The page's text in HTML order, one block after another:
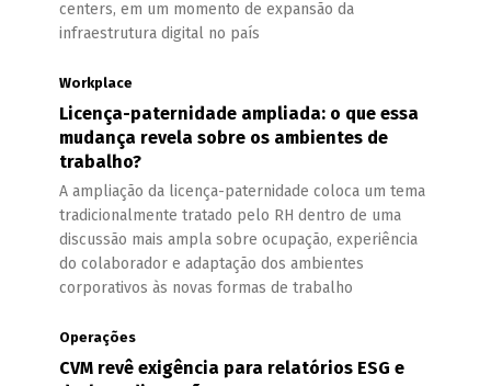
centers, em um momento de expansão da
infraestrutura digital no país
Workplace
Licença-paternidade ampliada: o que essa
mudança revela sobre os ambientes de
trabalho?
A ampliação da licença-paternidade coloca um tema
tradicionalmente tratado pelo RH dentro de uma
discussão mais ampla sobre ocupação, experiência
do colaborador e adaptação dos ambientes
corporativos às novas formas de trabalho
Operações
CVM revê exigência para relatórios ESG e